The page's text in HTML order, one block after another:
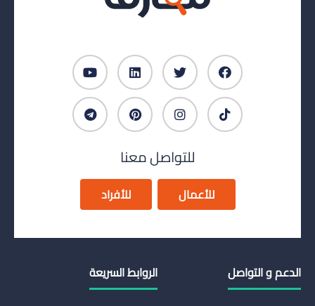
للتواصل معنا
للأعمال للأفراد
الدعم و التواصل الروابط السريعة